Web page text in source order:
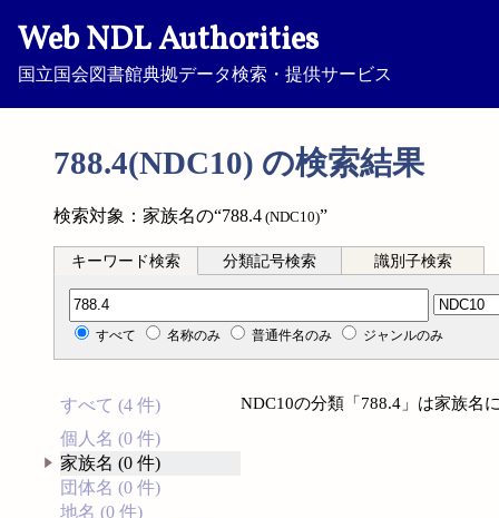
Web NDL Authorities
国立国会図書館典拠データ検索・提供サービス
788.4(NDC10) の検索結果
検索対象：家族名の“788.4 (NDC10)”
キーワード検索 分類記号検索 識別子検索
分類記号検索
すべて 名称のみ 普通件名のみ ジャンルのみ
すべて (4 件)
個人名 (0 件)
家族名 (0 件)
団体名 (0 件)
地名 (0 件)
NDC10の分類「788.4」は家族名